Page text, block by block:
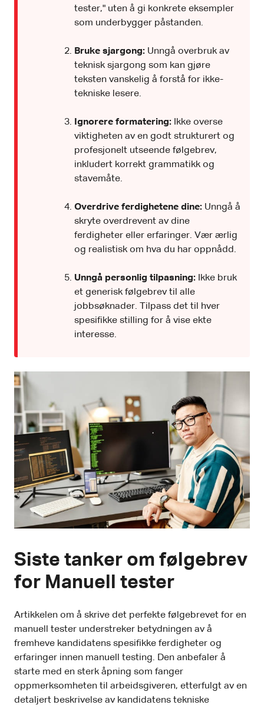
tester," uten å gi konkrete eksempler
som underbygger påstanden.
Bruke sjargong: Unngå overbruk av
teknisk sjargong som kan gjøre
teksten vanskelig å forstå for ikke-
tekniske lesere.
Ignorere formatering: Ikke overse
viktigheten av en godt strukturert og
profesjonelt utseende følgebrev,
inkludert korrekt grammatikk og
stavemåte.
Overdrive ferdighetene dine: Unngå å
skryte overdrevent av dine
ferdigheter eller erfaringer. Vær ærlig
og realistisk om hva du har oppnådd.
Unngå personlig tilpasning: Ikke bruk
et generisk følgebrev til alle
jobbsøknader. Tilpass det til hver
spesifikke stilling for å vise ekte
interesse.
Siste tanker om følgebrev
for Manuell tester
Artikkelen om å skrive det perfekte følgebrevet for en
manuell tester understreker betydningen av å
fremheve kandidatens spesifikke ferdigheter og
erfaringer innen manuell testing. Den anbefaler å
starte med en sterk åpning som fanger
oppmerksomheten til arbeidsgiveren, etterfulgt av en
detaljert beskrivelse av kandidatens tekniske